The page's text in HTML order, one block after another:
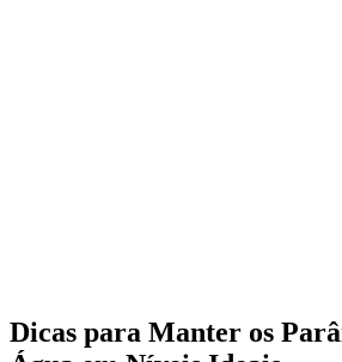
Dicas para Manter os